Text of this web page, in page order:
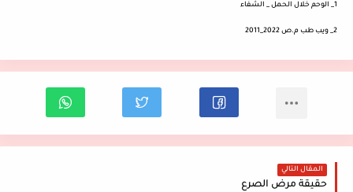
1_ الوحم خلال الحمل _ الشفاء
2_ ويب طب م.ص 2022_2011
المقال التالي
حقيقة مرض الصرع